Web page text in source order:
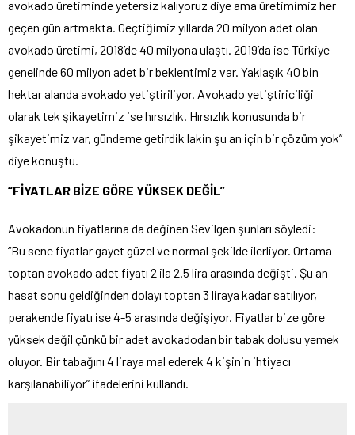
avokado üretiminde yetersiz kalıyoruz diye ama üretimimiz her
geçen gün artmakta. Geçtiğimiz yıllarda 20 milyon adet olan
avokado üretimi, 2018’de 40 milyona ulaştı. 2019’da ise Türkiye
genelinde 60 milyon adet bir beklentimiz var. Yaklaşık 40 bin
hektar alanda avokado yetiştiriliyor. Avokado yetiştiriciliği
olarak tek şikayetimiz ise hırsızlık. Hırsızlık konusunda bir
şikayetimiz var, gündeme getirdik lakin şu an için bir çözüm yok”
diye konuştu.
“FİYATLAR BİZE GÖRE YÜKSEK DEĞİL”
Avokadonun fiyatlarına da değinen Sevilgen şunları söyledi:
“Bu sene fiyatlar gayet güzel ve normal şekilde ilerliyor. Ortama
toptan avokado adet fiyatı 2 ila 2.5 lira arasında değişti. Şu an
hasat sonu geldiğinden dolayı toptan 3 liraya kadar satılıyor,
perakende fiyatı ise 4-5 arasında değişiyor. Fiyatlar bize göre
yüksek değil çünkü bir adet avokadodan bir tabak dolusu yemek
oluyor. Bir tabağını 4 liraya mal ederek 4 kişinin ihtiyacı
karşılanabiliyor” ifadelerini kullandı.